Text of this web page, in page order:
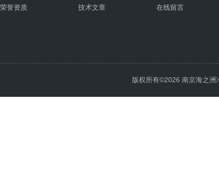
荣誉资质 技术文章 在线留言
版权所有©2026 南京海之